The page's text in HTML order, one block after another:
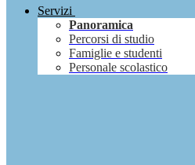
Servizi
Panoramica
Percorsi di studio
Famiglie e studenti
Personale scolastico